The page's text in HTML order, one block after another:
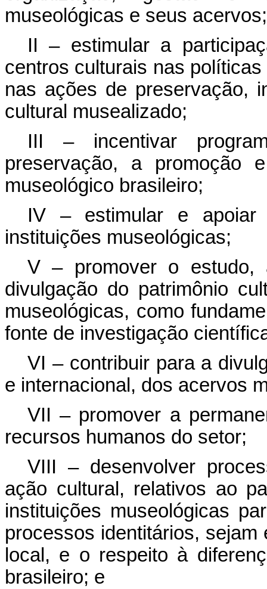
museológicas e seus acervos;
II – estimular a
centros culturais nas
nas ações de preservação,
cultural musealizado;
III – incentivar
preservação, a promoção
museológico brasileiro;
IV – estimular e
instituições museológicas;
V – promover o estudo,
divulgação do patrimônio
museológicas, como
fonte de investigação
VI – contribuir para a
e internacional, dos acervos
VII – promover a
recursos humanos do setor;
VIII – desenvolver
ação cultural, relativos ao
instituições museológicas
processos identitários,
local, e o respeito à
brasileiro; e